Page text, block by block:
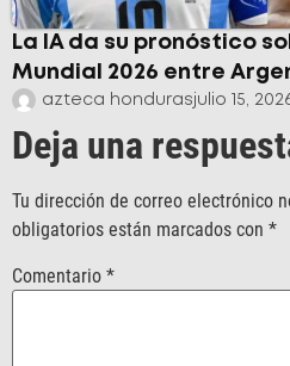
La IA da su pronóstico
Mundial 2026 entre
azteca hondurasjulio 15,
Deja una
Tu dirección de correo electrónico
obligatorios están marcados con *
Comentario *